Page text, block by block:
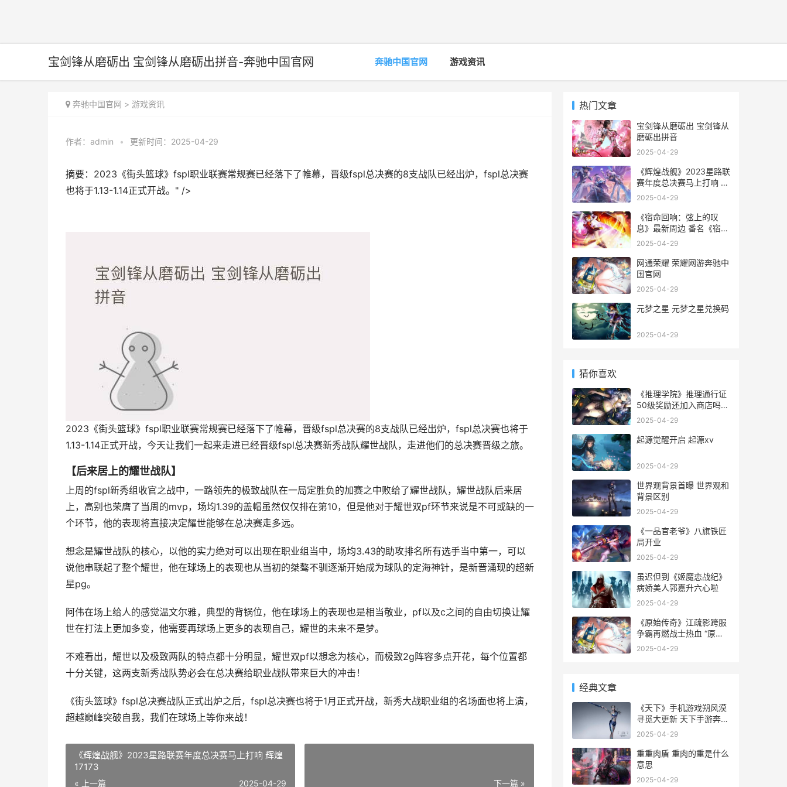
宝剑锋从磨砺出 宝剑锋从磨砺出拼音-奔驰中国官网 奔驰中国官网 游戏资讯
奔驰中国官网 > 游戏资讯
作者： admin • 更新时间：2025-04-29
摘要：2023《街头篮球》fspl职业联赛常规赛已经落下了帷幕，晋级fspl总决赛的8支战队已经出炉，fspl总决赛
也将于1.13-1.14正式开战。" />
2023《街头篮球》fspl职业联赛常规赛已经落下了帷幕，晋级fspl总决赛的8支战队已经出炉，fspl总决赛也将于
1.13-1.14正式开战，今天让我们一起来走进已经晋级fspl总决赛新秀战队耀世战队，走进他们的总决赛晋级之旅。
【后来居上的耀世战队】
上周的fspl新秀组收官之战中，一路领先的极致战队在一局定胜负的加赛之中败给了耀世战队，耀世战队后来居
上，高别也荣膺了当周的mvp，场均1.39的盖帽虽然仅仅排在第10，但是他对于耀世双pf环节来说是不可或缺的一
个环节，他的表现将直接决定耀世能够在总决赛走多远。
想念是耀世战队的核心，以他的实力绝对可以出现在职业组当中，场均3.43的助攻排名所有选手当中第一，可以
说他串联起了整个耀世，他在球场上的表现也从当初的桀骜不驯逐渐开始成为球队的定海神针，是新晋涌现的超新
星pg。
阿伟在场上给人的感觉温文尔雅，典型的背锅位，他在球场上的表现也是相当敬业，pf以及c之间的自由切换让耀
世在打法上更加多变，他需要再球场上更多的表现自己，耀世的未来不是梦。
不难看出，耀世以及极致两队的特点都十分明显，耀世双pf以想念为核心，而极致2g阵容多点开花，每个位置都
十分关键，这两支新秀战队势必会在总决赛给职业战队带来巨大的冲击！
《街头篮球》fspl总决赛战队正式出炉之后，fspl总决赛也将于1月正式开战，新秀大战职业组的名场面也将上演，
超越巅峰突破自我，我们在球场上等你来战！
《辉煌战舰》2023星路联赛年度总决赛马上打响 辉煌
17173
« 上一篇 2025-04-29 下一篇 »
热门文章
宝剑锋从磨砺出 宝剑锋从
磨砺出拼音
2025-04-29
《辉煌战舰》2023星路联
赛年度总决赛马上打响 辉
煌17173
2025-04-29
《宿命回响：弦上的叹
息》最新周边 番名《宿命
回响》
2025-04-29
网通荣耀 荣耀网游奔驰中
国官网
2025-04-29
元梦之星 元梦之星兑换码
2025-04-29
猜你喜欢
《推理学院》推理通行证
50级奖励还加入商店吗
推理学院好玩吗
2025-04-29
起源觉醒开启 起源xv
2025-04-29
世界观背景首曝 世界观和
背景区别
2025-04-29
《一品官老爷》八旗铁匠
局开业
2025-04-29
虽迟但到《姬魔恋战纪》
病娇美人郭嘉升六心啦
2025-04-29
《原始传奇》江疏影跨服
争霸再燃战士热血 “原始
传奇”
2025-04-29
经典文章
《天下》手机游戏朔风漠
寻觅大更新 天下手游奔驰
中国官网下载
2025-04-29
重重肉盾 重肉的重是什么
意思
2025-04-29